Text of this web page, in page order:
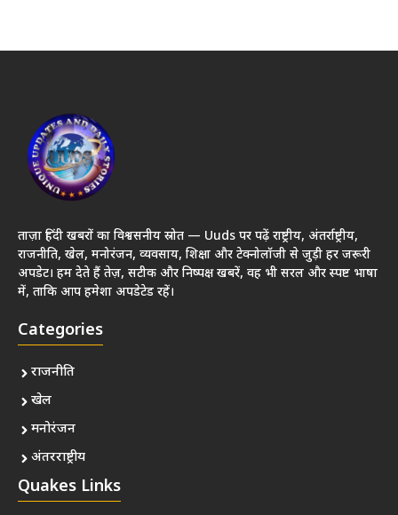
ताज़ा हिंदी खबरों का विश्वसनीय स्रोत — Uuds पर पढ़ें राष्ट्रीय, अंतर्राष्ट्रीय,
राजनीति, खेल, मनोरंजन, व्यवसाय, शिक्षा और टेक्नोलॉजी से जुड़ी हर जरूरी
अपडेट। हम देते हैं तेज़, सटीक और निष्पक्ष खबरें, वह भी सरल और स्पष्ट भाषा
में, ताकि आप हमेशा अपडेटेड रहें।
Categories
राजनीति
खेल
मनोरंजन
अंतरराष्ट्रीय
Quakes Links